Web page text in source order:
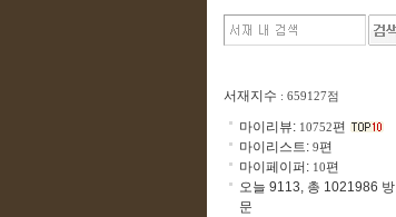
서재지수 : 659127점
마이리뷰: 10752편
마이리스트: 9편
마이페이퍼: 10편
오늘 9113, 총 1021986 방
문